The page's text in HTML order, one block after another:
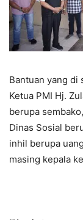
Bantuan yang di
Ketua PMI Hj.
berupa
Dinas Sosial
inhil berupa
masing kepala